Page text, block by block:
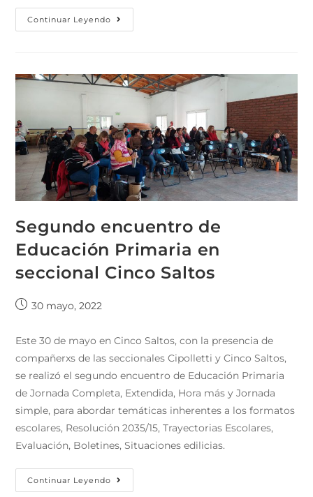
Continuar Leyendo
Segundo encuentro de
Educación Primaria en
seccional Cinco Saltos
30 mayo, 2022
Este 30 de mayo en Cinco Saltos, con la presencia de
compañerxs de las seccionales Cipolletti y Cinco Saltos,
se realizó el segundo encuentro de Educación Primaria
de Jornada Completa, Extendida, Hora más y Jornada
simple, para abordar temáticas inherentes a los formatos
escolares, Resolución 2035/15, Trayectorias Escolares,
Evaluación, Boletines, Situaciones edilicias.
Continuar Leyendo